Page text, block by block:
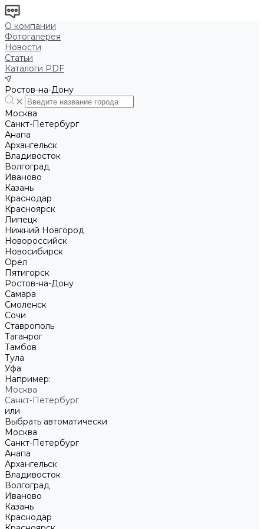
О компании
Фотогалерея
Новости
Статьи
Каталоги PDF
Ростов-на-Дону
Москва
Санкт-Петербург
Анапа
Архангельск
Владивосток
Волгоград
Иваново
Казань
Краснодар
Красноярск
Липецк
Нижний Новгород
Новороссийск
Новосибирск
Орёл
Пятигорск
Ростов-на-Дону
Самара
Смоленск
Сочи
Ставрополь
Таганрог
Тамбов
Тула
Уфа
Например:
Москва
Санкт-Петербург
или
Выбрать автоматически
Москва
Санкт-Петербург
Анапа
Архангельск
Владивосток
Волгоград
Иваново
Казань
Краснодар